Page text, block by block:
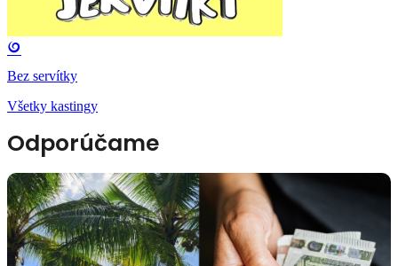
Bez servítky
Všetky kastingy
Odporúčame